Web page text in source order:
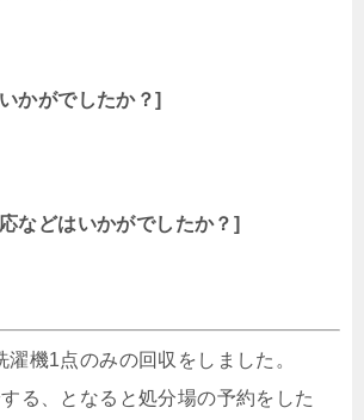
かがでしたか？]
などはいかがでしたか？]
機1点のみの回収をしました。
る、となると処分場の予約をした